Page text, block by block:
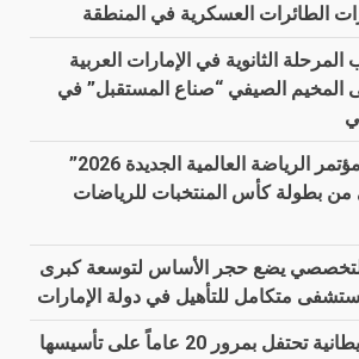
الطائرات العسكرية في المنطقة
المرحلة الثانوية في الإمارات العربية
المخيم الصيفي “صناع المستقبل” في
الرياض تستضيف “مؤتمر الرياضة العالمية الجديدة 2026”
من بطولة كأس المنتخبات للرياضات
يضع حجر الأساس لتوسعة كبرى
متكامل للتأهيل في دولة الإمارات
حضانة أوركارد البريطانية تحتفل بمرور 20 عاماً على تأسيسها